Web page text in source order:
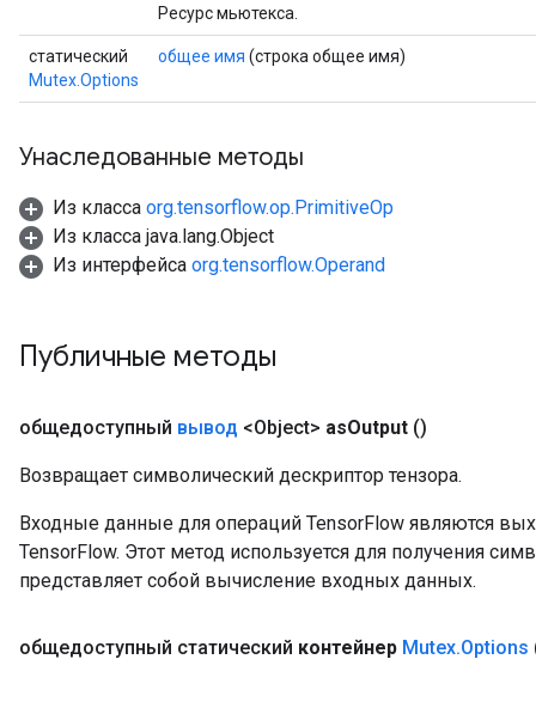
Ресурс мьютекса.
статический
Mutex.Options
общее имя (строка общее имя)
Унаследованные методы
Из класса org.tensorflow.op.PrimitiveOp
Из класса java.lang.Object
Из интерфейса org.tensorflow.Operand
Публичные методы
общедоступный вывод <Object> asOutput ()
Возвращает символический дескриптор тензора.
Входные данные для операций TensorFlow являются
TensorFlow. Этот метод используется для получения
представляет собой вычисление входных данных.
общедоступный статический контейнер Mutex.Options